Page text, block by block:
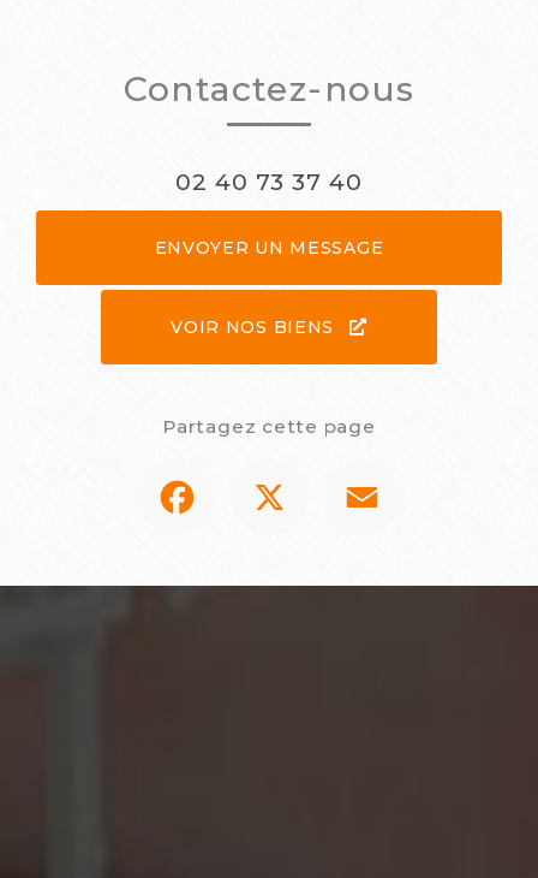
Contactez-nous
02 40 73 37 40
ENVOYER UN MESSAGE
VOIR NOS BIENS
Partagez cette page